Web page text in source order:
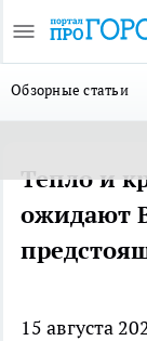
Обзорные статьи
Тепло и
ожидают
15 августа